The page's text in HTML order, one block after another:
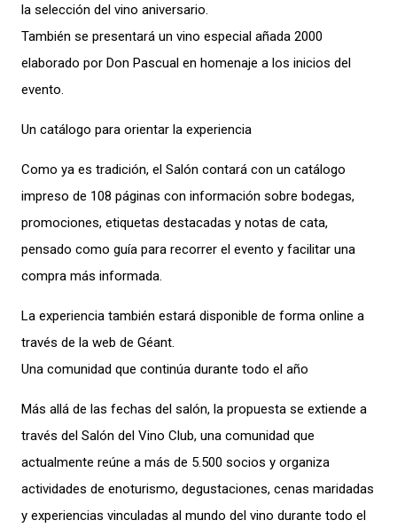
la selección del vino aniversario.
También se presentará un vino especial añada 2000
elaborado por Don Pascual en homenaje a los inicios del
evento.
Un catálogo para orientar la experiencia
Como ya es tradición, el Salón contará con un catálogo
impreso de 108 páginas con información sobre bodegas,
promociones, etiquetas destacadas y notas de cata,
pensado como guía para recorrer el evento y facilitar una
compra más informada.
La experiencia también estará disponible de forma online a
través de la web de Géant.
Una comunidad que continúa durante todo el año
Más allá de las fechas del salón, la propuesta se extiende a
través del Salón del Vino Club, una comunidad que
actualmente reúne a más de 5.500 socios y organiza
actividades de enoturismo, degustaciones, cenas maridadas
y experiencias vinculadas al mundo del vino durante todo el